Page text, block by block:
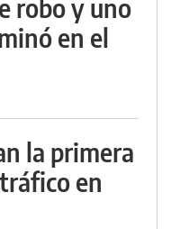
robo y uno
en el
la primera
en